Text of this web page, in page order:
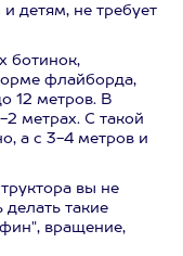
детям, не требует
ботинок,
флайборда,
12 метров. В
метрах. С такой
а с 3-4 метров и
вы не
делать такие
вращение,